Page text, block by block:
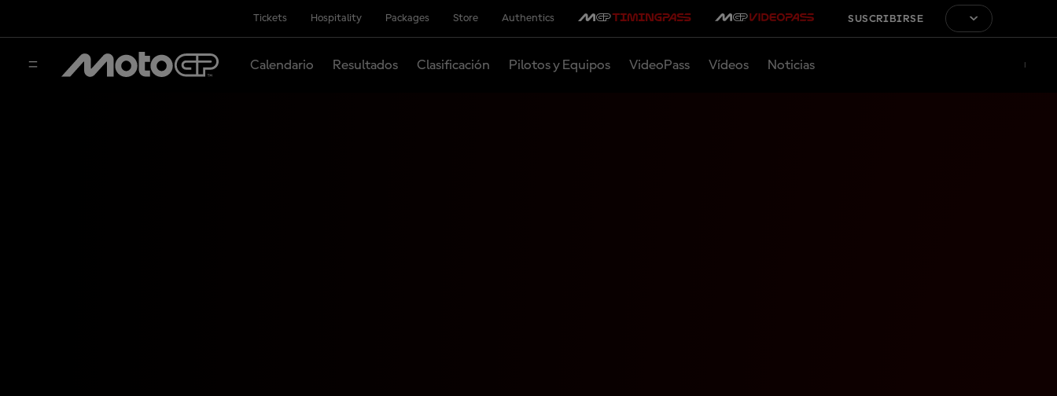
Tickets Hospitality Packages Store Authentics SUSCRIBIRSE
Calendario Resultados Clasificación Pilotos y Equipos VideoPass Vídeos Noticias